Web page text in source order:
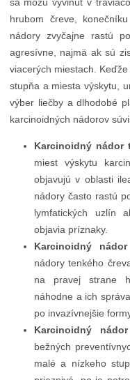
hrubom čreve,
nádory zvyčajne rastú
agresívne, najmä ak sú
viacerých miestach.
stupňa a miesta výskytu,
výber liečby a dlhodobé
karcinoidných nádorov
Karcinoidný nádor
miest výskytu
objavujú v oblasti
nádory často rastú
lymfatických uzlín
objavia príznaky.
Karcinoidný
nádory tenkého
na pravej strane
náhodne a ich
po invazívnejšie
Karcinoidný
bežných
malé a nízkeho